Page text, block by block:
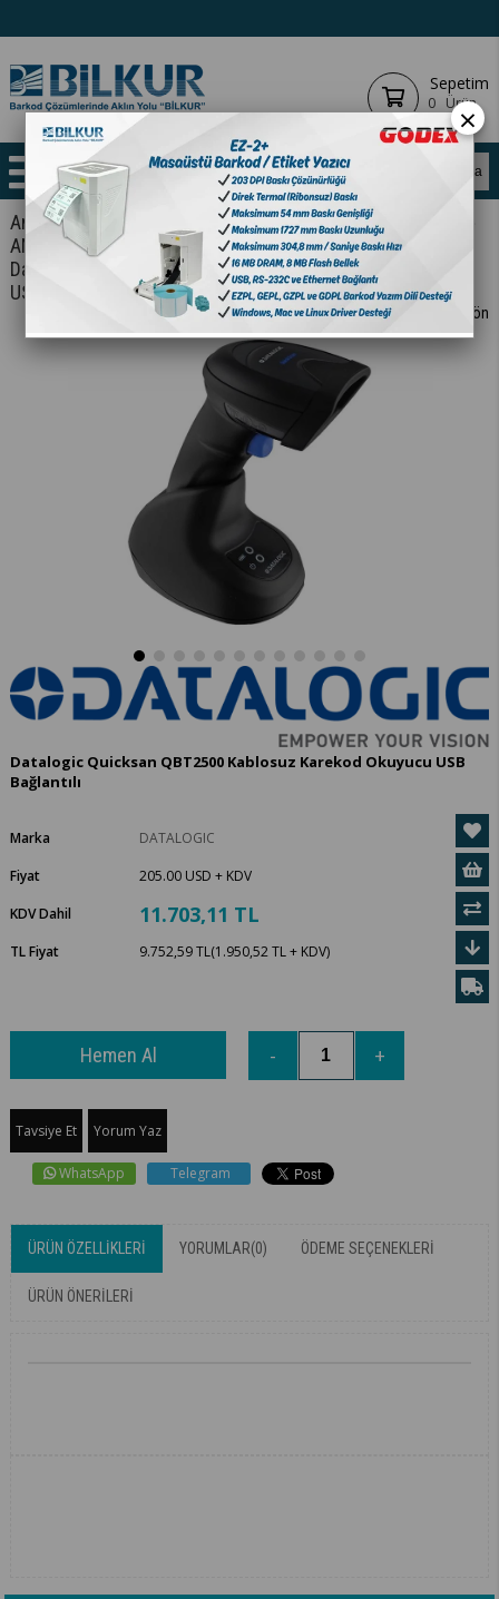
Sepetim
0 Ürün
Anasayfa BARKOD OKUYUCULAR 2D
KABLOSUZ
ANA ÜRÜN
Datalogic Quicksan QBT2500 Kablosuz Karekod Okuyucu
USB Bağlantılı
< < Önceki Sayfaya Dön
Datalogic Quicksan QBT2500 Kablosuz Karekod Okuyucu USB
Bağlantılı
Marka
DATALOGIC
Fiyat
205.00 USD + KDV
KDV Dahil
11.703,11 TL
TL Fiyat 9.752,59 TL(1.950,52 TL + KDV)
Tavsiye Et Yorum Yaz
WhatsApp Telegram
ÜRÜN ÖZELLIKLERI YORUMLAR(0) ÖDEME SEÇENEKLERI
ÜRÜN ÖNERILERI
×